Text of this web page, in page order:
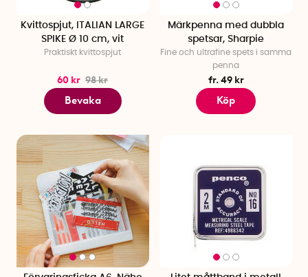
Kvittospjut, ITALIAN LARGE
SPIKE Ø 10 cm, vit
Praktiskt kvittospjut
60 kr 98 kr
Bevaka
Märkpenna med dubbla
spetsar, Sharpie
Fine och ultrafine spets i samma
penna
fr. 49 kr
Köp